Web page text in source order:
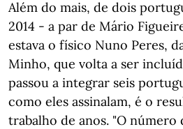
Além do mais, de dois
2014 - a par de Mário
estava o físico Nuno Peres,
Minho, que volta a ser
passou a integrar seis
como eles assinalam, é o
trabalho de anos. "O número